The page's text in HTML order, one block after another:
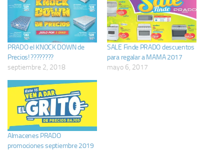
PRADO el KNOCK DOWN de
Precios! ????????
septiembre 2, 2018
SALE Finde PRADO descuentos
para regalar a MAMA 2017
mayo 6, 2017
Almacenes PRADO
promociones septiembre 2019